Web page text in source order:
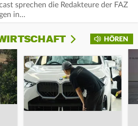
sprechen die Redakteure der FAZ
in…
HÖREN